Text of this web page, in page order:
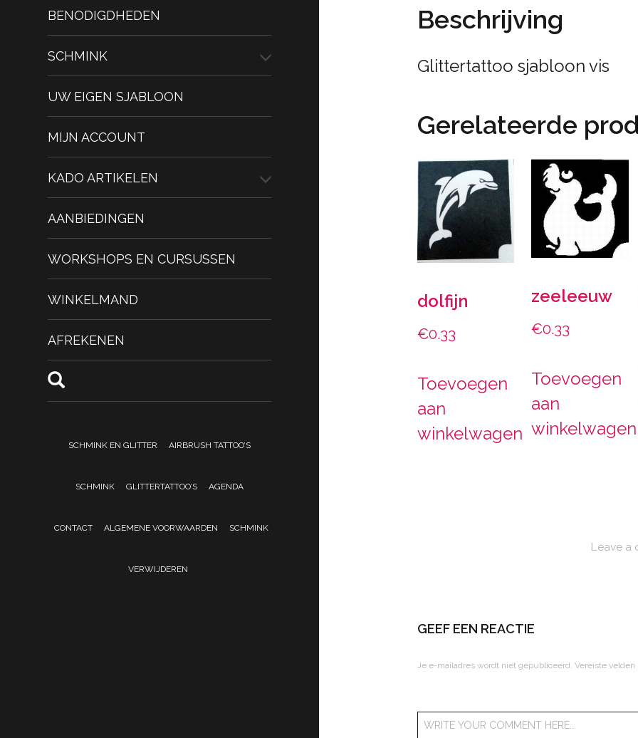
BENODIGDHEDEN
SCHMINK
UW EIGEN SJABLOON
MIJN ACCOUNT
KADO ARTIKELEN
AANBIEDINGEN
WORKSHOPS EN CURSUSSEN
WINKELMAND
AFREKENEN
SCHMINK EN GLITTER AIRBRUSH TATTOO’S
SCHMINK GLITTERTATTOO’S AGENDA
CONTACT ALGEMENE VOORWAARDEN SCHMINK
VERWIJDEREN
Beschrijving
Glittertattoo sjabloon vis
Gerelateerde
dolfijn
€0.33
Toevoegen
aan
winkelwagen
zeeleeuw
€0.33
Toevoegen
aan
winkelwagen
Leave a
GEEF EEN REACTIE
Je e-mailadres wordt niet gepubliceerd. Vereiste